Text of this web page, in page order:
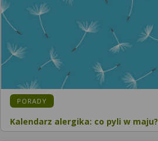
KATEGORIA:
PORADY
Kalendarz alergika: co pyli w maju?